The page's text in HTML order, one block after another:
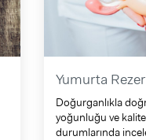
Yumurta
Doğurganlıkla
yoğunluğu ve
durumlarında